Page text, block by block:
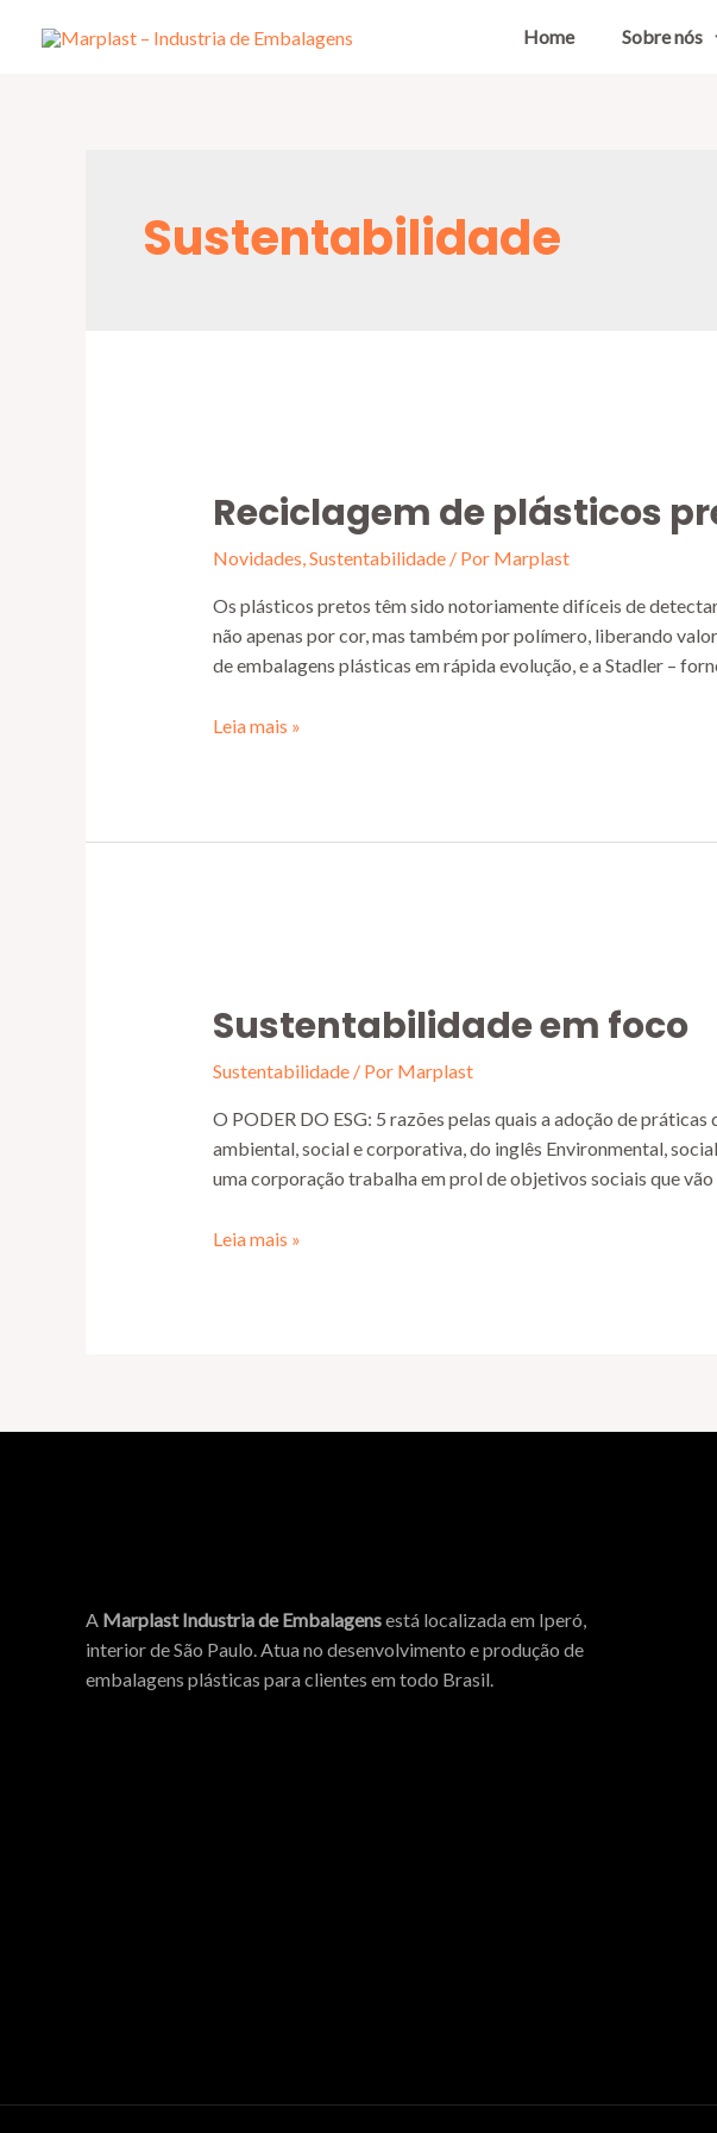
Home Sobre nós
Sustentabilidade
Reciclagem de plásticos
Novidades,Sustentabilidade/ Por Marplast
Os plásticos pretos têm sido notoriamente difíceis de
não apenas por cor, mas também por polímero, liberando
de embalagens plásticas em rápida evolução, e a Stadler –
Leia mais »
Sustentabilidade em foco
Sustentabilidade/ Por Marplast
O PODER DO ESG: 5 razões pelas quais a adoção de
ambiental, social e corporativa, do inglês Environmental,
uma corporação trabalha em prol de objetivos sociais que
Leia mais »
A Marplast Industria de Embalagensestá localizada em Iperó,
interior de São Paulo. Atua no desenvolvimento e produção de
embalagens plásticas para clientes em todo Brasil.